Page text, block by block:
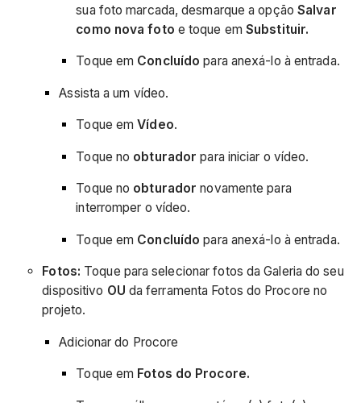
sua foto marcada, desmarque a opção Salvar
como nova foto e toque em Substituir.
Toque em Concluído para anexá-lo à entrada.
Assista a um vídeo.
Toque emVídeo.
Toque no obturador para iniciar o vídeo.
Toque no obturador novamente para
interromper o vídeo.
Toque em Concluído para anexá-lo à entrada.
Fotos: Toque para selecionar fotos da Galeria do seu
dispositivo OU da ferramenta Fotos do Procore no
projeto.
Adicionar do Procore
Toque em Fotos do Procore.